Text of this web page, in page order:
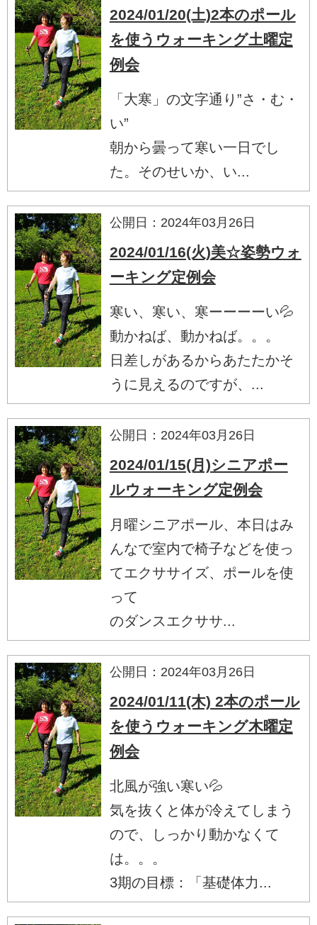
2024/01/20(土)2本のポール
を使うウォーキング土曜定
例会
「大寒」の文字通り”さ・む・
い”
朝から曇って寒い一日でし
た。そのせいか、い...
公開日：2024年03月26日
2024/01/16(火)美☆姿勢ウォ
ーキング定例会
寒い、寒い、寒ーーーーい💦
動かねば、動かねば。。。
日差しがあるからあたたかそ
うに見えるのですが、...
公開日：2024年03月26日
2024/01/15(月)シニアポー
ルウォーキング定例会
月曜シニアポール、本日はみ
んなで室内で椅子などを使っ
てエクササイズ、ポールを使
って
のダンスエクササ...
公開日：2024年03月26日
2024/01/11(木) 2本のポール
を使うウォーキング木曜定
例会
北風が強い寒い💦
気を抜くと体が冷えてしまう
ので、しっかり動かなくて
は。。。
3期の目標：「基礎体力...